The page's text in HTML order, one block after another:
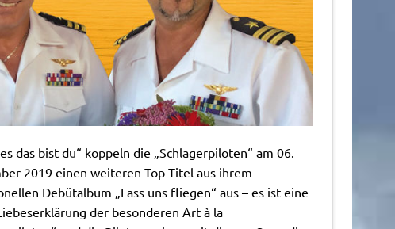
das bist du“ koppeln die „Schlagerpiloten“ am 06.
2019 einen weiteren Top-Titel aus ihrem
Debütalbum „Lass uns fliegen“ aus – es ist eine
der besonderen Art à la